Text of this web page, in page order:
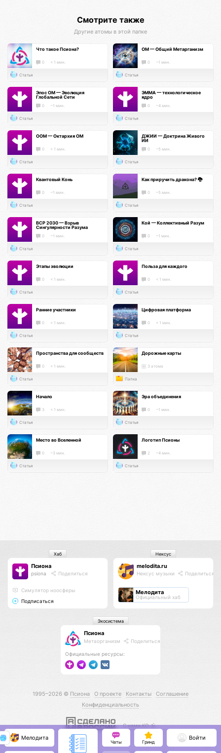
Смотрите также
Другие атомы в этой папке
Что такое Псиона?
0 < 1 мин.
Статья
ОМ — Общий Метарганизм
0 ~1 мин.
Статья
Эпос ОМ — Эволюция
Глобальной Сети
0 ~1 мин.
Статья
ЭММА — технологическое
ядро
0 ~4 мин.
Статья
ООМ — Октархия ОМ
0 < 1 мин.
Статья
ДЖИИ — Доктрина Живого
ИИ
0 ~5 мин.
Статья
Квантовый Конь
0 ~1 мин.
Статья
Как приручить дракона? 🐉
0 ~5 мин.
Статья
ВСР 2030 — Взрыв
Сингулярности Разума
0 ~1 мин.
Статья
Кой — Коллективный Разум
0 ~1 мин.
Статья
Этапы эволюции
0 < 1 мин.
Статья
Польза для каждого
0 < 1 мин.
Статья
Ранние участники
0 < 1 мин.
Статья
Цифровая платформа
0 < 1 мин.
Статья
Пространства для сообществ
0 < 1 мин.
Статья
Дорожные карты
3 атома
Папка
Начало
3 < 1 мин.
Статья
Эра объединения
0 ~1 мин.
Статья
Место во Вселенной
0 ~3 мин.
Статья
Логотип Псионы
2 ~4 мин.
Статья
Псиона
psiona Поделиться
Cимулятор ноосферы
Подписаться
Хаб
melodita.ru
Нексус музыки Поделиться
Мелодита
Официальный хаб
Нексус
Псиона
Метаорганизм Поделиться
Официальные ресурсы:
Экосистема
1995–2026 © Псиона О проекте Контакты
Соглашение
Конфиденциальность
С нами КО 🕉️
Мелодита
Чаты Гринд
Войти